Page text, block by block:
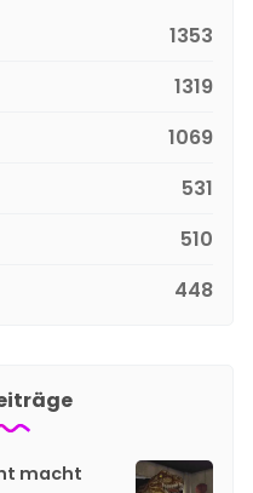
1353
1319
1069
531
510
448
macht